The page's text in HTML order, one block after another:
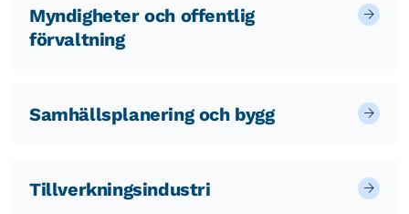
Myndigheter och offentlig
förvaltning
Samhällsplanering och bygg
Tillverkningsindustri